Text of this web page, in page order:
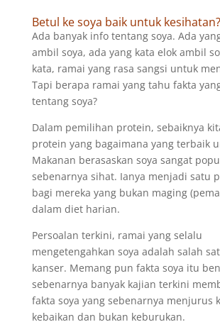
Betul ke soya baik untuk kesihatan?
Ada banyak info tentang soya. Ada
ambil soya, ada yang kata elok ambil
kata, ramai yang rasa sangsi untuk
Tapi berapa ramai yang tahu fakta
tentang soya?
Dalam pemilihan protein, sebaiknya
protein yang bagaimana yang terbaik
Makanan berasaskan soya sangat
sebenarnya sihat. Ianya menjadi satu
bagi mereka yang bukan maging
dalam diet harian.
Persoalan terkini, ramai yang selalu
mengetengahkan soya adalah salah
kanser. Memang pun fakta soya itu
sebenarnya banyak kajian terkini
fakta soya yang sebenarnya menjurus
kebaikan dan bukan keburukan.